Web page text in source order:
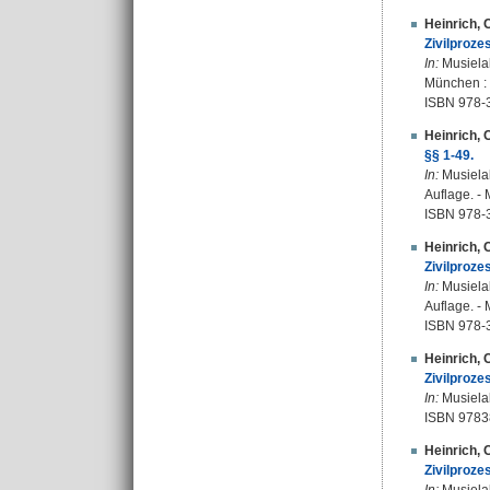
Heinrich,
In:
München
ISBN
Heinrich,
§§ 1-49.
In:
Auflage. -
ISBN
Heinrich,
In:
Auflage. -
ISBN
Heinrich,
In:
ISBN
Heinrich,